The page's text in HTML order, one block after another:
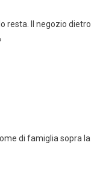
resta. Il negozio dietro
di famiglia sopra la